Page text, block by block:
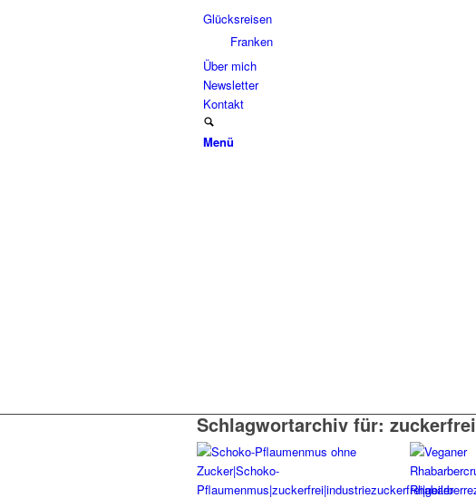
Glücksreisen
Franken
Über mich
Newsletter
Kontakt
Menü
Schlagwortarchiv für: zuckerfrei